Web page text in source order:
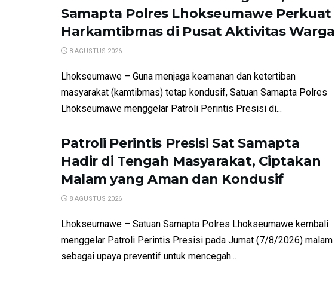
Samapta Polres Lhokseumawe Perkuat
Harkamtibmas di Pusat Aktivitas Warga
8 AGUSTUS 2026
Lhokseumawe – Guna menjaga keamanan dan ketertiban
masyarakat (kamtibmas) tetap kondusif, Satuan Samapta Polres
Lhokseumawe menggelar Patroli Perintis Presisi di...
Patroli Perintis Presisi Sat Samapta
Hadir di Tengah Masyarakat, Ciptakan
Malam yang Aman dan Kondusif
8 AGUSTUS 2026
Lhokseumawe – Satuan Samapta Polres Lhokseumawe kembali
menggelar Patroli Perintis Presisi pada Jumat (7/8/2026) malam
sebagai upaya preventif untuk mencegah...